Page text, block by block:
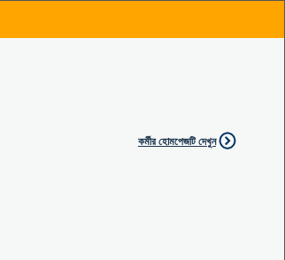
কর্মীর হোমপেজটি দেখুন